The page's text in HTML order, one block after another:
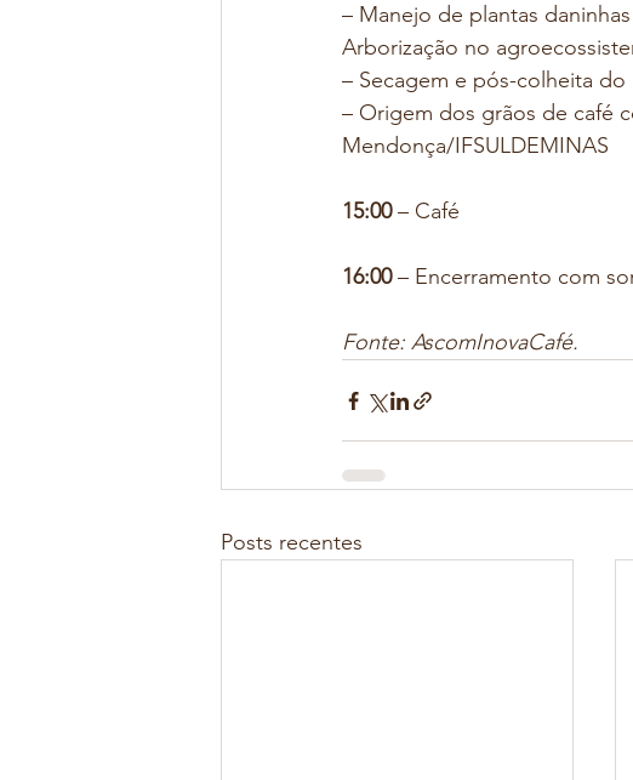
– Manejo de plantas
Arborização no
– Secagem e pós-colheita
– Origem dos grãos de café
Mendonça/IFSULDEMINAS
15:00 – Café
16:00 – Encerramento com
Fonte: AscomInovaCafé.
Posts recentes